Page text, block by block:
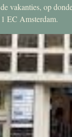
vakanties, op
EC Amsterdam.